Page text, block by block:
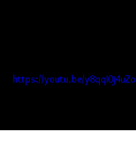
https://youtu.be/y8qqI0j4uZo